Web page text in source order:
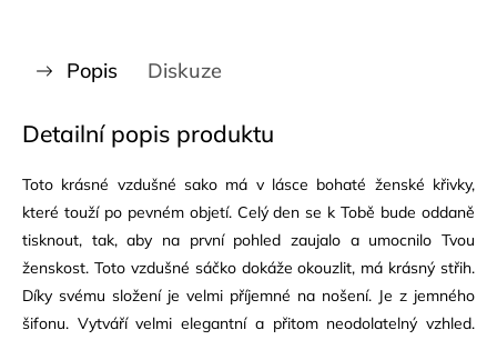
Popis Diskuze
Detailní popis produktu
Toto krásné vzdušné sako má v lásce bohaté ženské křivky,
které touží po pevném objetí. Celý den se k Tobě bude oddaně
tisknout, tak, aby na první pohled zaujalo a umocnilo Tvou
ženskost. Toto vzdušné sáčko dokáže okouzlit, má krásný střih.
Díky svému složení je velmi příjemné na nošení. Je z jemného
šifonu. Vytváří velmi elegantní a přitom neodolatelný vzhled.